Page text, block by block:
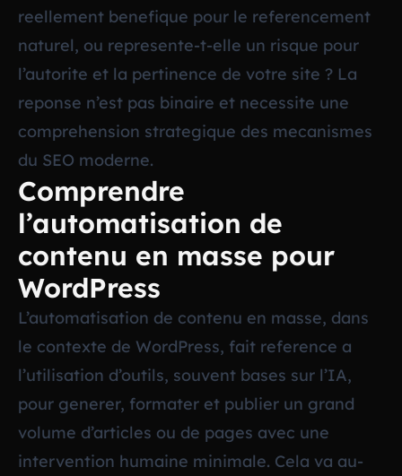
reellement benefique pour le referencement
naturel, ou represente-t-elle un risque pour
l’autorite et la pertinence de votre site ? La
reponse n’est pas binaire et necessite une
comprehension strategique des mecanismes
du SEO moderne.
Comprendre
l’automatisation de
contenu en masse pour
WordPress
L’automatisation de contenu en masse, dans
le contexte de WordPress, fait reference a
l’utilisation d’outils, souvent bases sur l’IA,
pour generer, formater et publier un grand
volume d’articles ou de pages avec une
intervention humaine minimale. Cela va au-